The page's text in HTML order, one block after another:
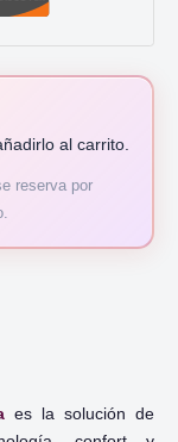
al carrito.
reserva por
es la solución de